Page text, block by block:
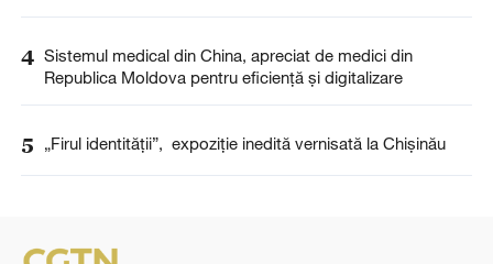
4 Sistemul medical din China, apreciat de medici din
Republica Moldova pentru eficiență și digitalizare
5 „Firul identității”, expoziție inedită vernisată la Chișinău